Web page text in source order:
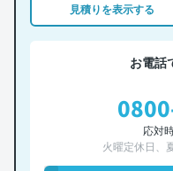
見積りを表示する
お電話
応対
火曜定休日、